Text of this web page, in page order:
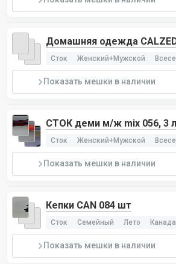
Домашняя одежда
Сток Женский+Мужской
Показать мешки в наличии
СТОК деми м/ж mix 056, 3
Сток Женский+Мужской
Показать мешки в наличии
Кепки CAN 084 шт
Сток Семейный Лето Канада
Показать мешки в наличии